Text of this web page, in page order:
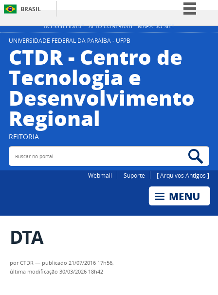
ACESSIBILIDADE ALTO CONTRASTE MAPA DO SITE
BRASIL
Simplifique!
Participe
Legislação
Canais
UNIVERSIDADE FEDERAL DA PARAÍBA - UFPB
CTDR - Centro de
Tecnologia e
Desenvolvimento
Regional
REITORIA
Buscar no portal
Webmail Suporte [ Arquivos Antigos ]
DTA
porCTDR — publicado 21/07/2016 17h56,
última modificação 30/03/2026 18h42